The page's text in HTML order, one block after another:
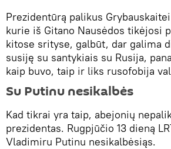
Prezidentūrą palikus
kurie iš Gitano Nausėdos tikėjosi
kitose srityse, galbūt, dar galima
susiję su santykiais su Rusija,
kaip buvo, taip ir liks rusofobija
Su Putinu nesikalbės
Kad tikrai yra taip, abejonių
prezidentas. Rugpjūčio 13 dieną
Vladimiru Putinu nesikalbėsiąs.